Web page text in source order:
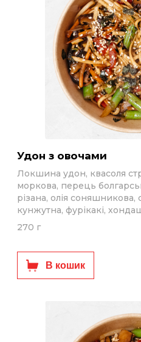
Удон з овочами
Локшина удон, квасоля
моркова, перець
різана, олія соняшникова,
кунжутна, фурікакі,
270 г
В кошик